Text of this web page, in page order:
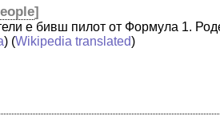
]
е бивш пилот от Формула 1.
) (Wikipedia translated)